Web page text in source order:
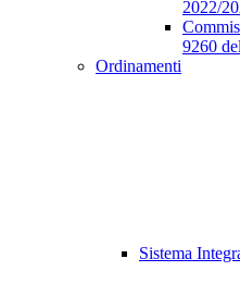
2022/
9260
Ordinamenti
Sistema